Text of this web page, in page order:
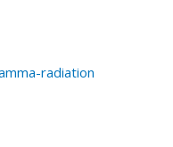
radiation